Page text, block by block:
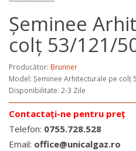
Șeminee
colț 53/121/
Producător: Brunner
Model: Șeminee Arhitecturale pe colț
Disponibilitate: 2-3 Zile
Contactați-ne pentru preț
Telefon: 0755.728.528
Email: office@unicalgaz.ro